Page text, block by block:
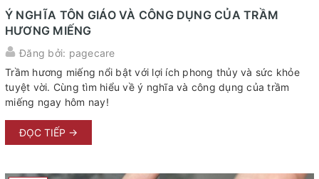
Ý NGHĨA TÔN GIÁO VÀ CÔNG DỤNG CỦA TRẦM
HƯƠNG MIẾNG
Đăng bởi: pagecare
Trầm hương miếng nổi bật với lợi ích phong thủy và sức khỏe
tuyệt vời. Cùng tìm hiểu về ý nghĩa và công dụng của trầm
miếng ngay hôm nay!
ĐỌC TIẾP →